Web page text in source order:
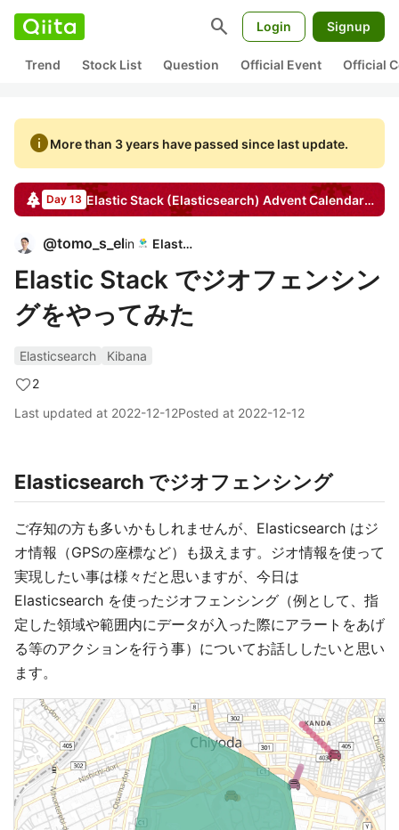
search Login Signup
Trend Stock List Question Official Event Official
infoMore than 3 years have passed since last update.
Day 13 Elastic Stack (Elasticsearch) Advent Calendar2022
@tomo_s_elin Elastic
Elastic Stack でジオフェンシン
グをやってみた
Elasticsearch
Kibana
2
Last updated at 2022-12-12Posted at 2022-12-12
Elasticsearch でジオフェンシング
ご存知の方も多いかもしれませんが、Elasticsearch はジ
オ情報（GPSの座標など）も扱えます。ジオ情報を使って
実現したい事は様々だと思いますが、今日は
Elasticsearch を使ったジオフェンシング（例として、指
定した領域や範囲内にデータが入った際にアラートをあげ
る等のアクションを行う事）についてお話ししたいと思い
ます。